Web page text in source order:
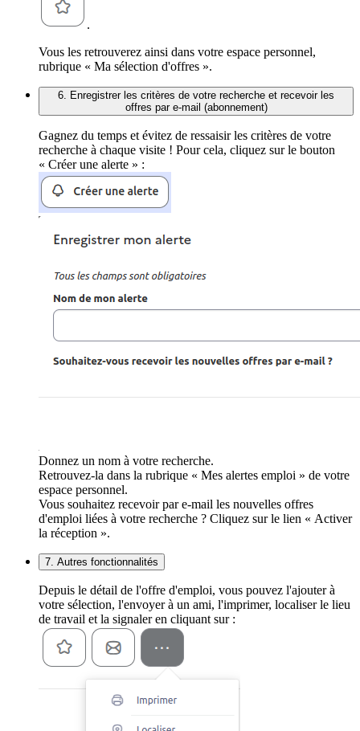
.
Vous les retrouverez ainsi dans votre espace personnel,
rubrique « Ma sélection d'offres ».
6. Enregistrer les critères de votre recherche et recevoir les
offres par e-mail (abonnement)
Gagnez du temps et évitez de ressaisir les critères de votre
recherche à chaque visite ! Pour cela, cliquez sur le bouton
« Créer une alerte » :
Donnez un nom à votre recherche.
Retrouvez-la dans la rubrique « Mes alertes emploi » de votre
espace personnel.
Vous souhaitez recevoir par e-mail les nouvelles offres
d'emploi liées à votre recherche ? Cliquez sur le lien « Activer
la réception ».
7. Autres fonctionnalités
Depuis le détail de l'offre d'emploi, vous pouvez l'ajouter à
votre sélection, l'envoyer à un ami, l'imprimer, localiser le lieu
de travail et la signaler en cliquant sur :